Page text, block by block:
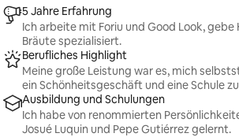
5 Jahre Erfahrung
Ich arbeite mit Foriu und Good Look, gebe
Bräute spezialisiert.
Berufliches Highlight
Meine große Leistung war es, mich
ein Schönheitsgeschäft und eine Schule
Ausbildung und Schulungen
Ich habe von renommierten
Josué Luquin und Pepe Gutiérrez gelernt.